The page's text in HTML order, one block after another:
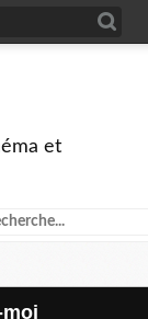
et
moi